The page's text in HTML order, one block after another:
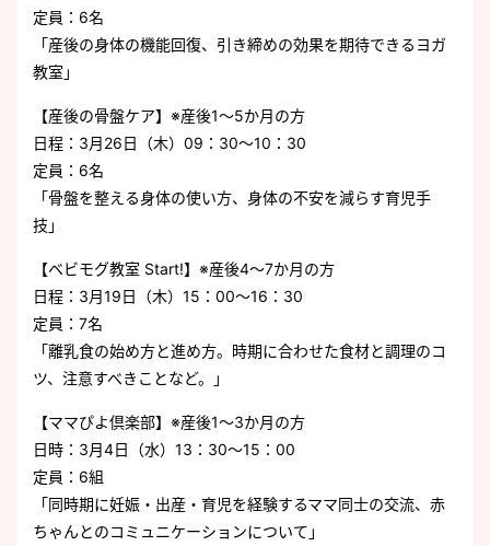
定員：6名
「産後の身体の機能回復、引き締めの効果を期待できるヨガ
教室」
【産後の骨盤ケア】※産後1～5か月の方
日程：3月26日（木）09：30～10：30
定員：6名
「骨盤を整える身体の使い方、身体の不安を減らす育児手
技」
【ベビモグ教室 Start!】※産後4～7か月の方
日程：3月19日（木）15：00～16：30
定員：7名
「離乳食の始め方と進め方。時期に合わせた食材と調理のコ
ツ、注意すべきことなど。」
【ママぴよ倶楽部】※産後1～3か月の方
日時：3月4日（水）13：30～15：00
定員：6組
「同時期に妊娠・出産・育児を経験するママ同士の交流、赤
ちゃんとのコミュニケーションについて」